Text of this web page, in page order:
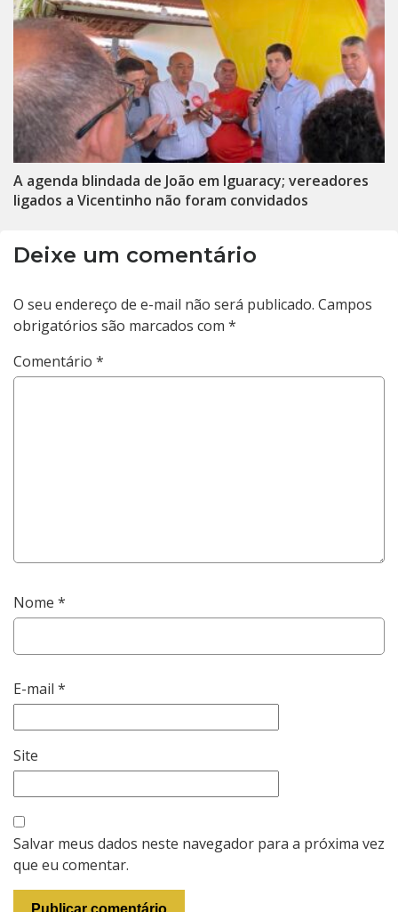
A agenda blindada de João em Iguaracy; vereadores
ligados a Vicentinho não foram convidados
Deixe um comentário
O seu endereço de e-mail não será publicado. Campos
obrigatórios são marcados com *
Comentário *
Nome *
E-mail *
Site
Salvar meus dados neste navegador para a próxima vez
que eu comentar.